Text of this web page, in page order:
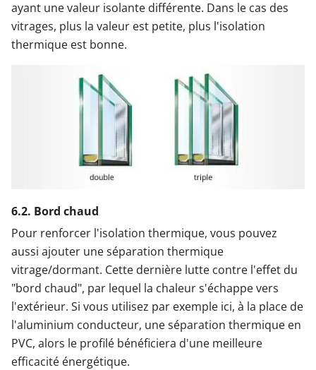
ayant une valeur isolante différente. Dans le cas des
vitrages, plus la valeur est petite, plus l'isolation
thermique est bonne.
6.2. Bord chaud
Pour renforcer l'isolation thermique, vous pouvez
aussi ajouter une séparation thermique
vitrage/dormant. Cette dernière lutte contre l'effet du
"bord chaud", par lequel la chaleur s'échappe vers
l'extérieur. Si vous utilisez par exemple ici, à la place de
l'aluminium conducteur, une séparation thermique en
PVC, alors le profilé bénéficiera d'une meilleure
efficacité énergétique.